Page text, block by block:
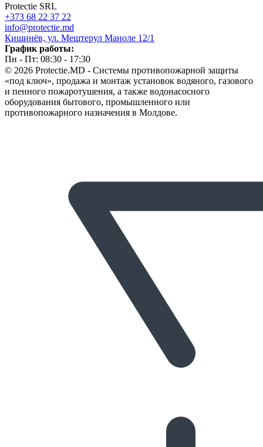
Protectie SRL
+373 68 22 37 22
info@protectie.md
Кишинёв, ул. Мештерул Маноле 12/1
График работы:
Пн - Пт: 08:30 - 17:30
© 2026 Protectie.MD - Системы противопожарной защиты
«под ключ», продажа и монтаж установок водяного, газового
и пенного пожаротушения, а также водонасосного
оборудования бытового, промышленного или
противопожарного назначения в Молдове.